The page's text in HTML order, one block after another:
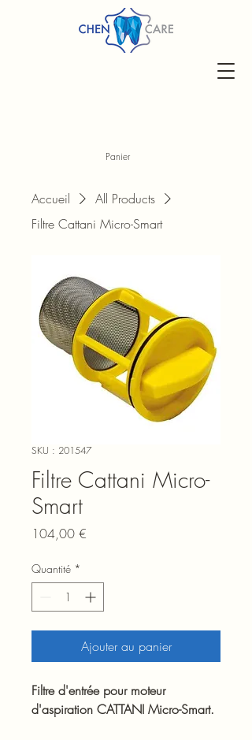
Panier
Accueil
All Products
Filtre Cattani Micro-Smart
SKU : 201547
Filtre Cattani Micro-
Smart
104,00 €
Quantité *
Ajouter au panier
Filtre d'entrée pour moteur
d'aspiration CATTANI Micro-Smart.